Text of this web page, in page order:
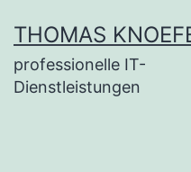
Inhalt
springen
THOMAS
professionelle IT-
Dienstleistungen